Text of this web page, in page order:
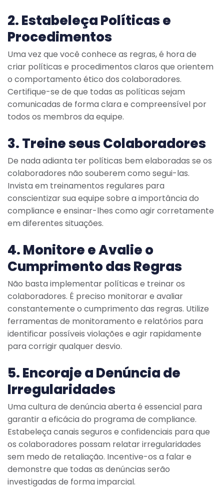
2. Estabeleça Políticas e
Procedimentos
Uma vez que você conhece as regras, é hora de
criar políticas e procedimentos claros que orientem
o comportamento ético dos colaboradores.
Certifique-se de que todas as políticas sejam
comunicadas de forma clara e compreensível por
todos os membros da equipe.
3. Treine seus Colaboradores
De nada adianta ter políticas bem elaboradas se os
colaboradores não souberem como segui-las.
Invista em treinamentos regulares para
conscientizar sua equipe sobre a importância do
compliance e ensinar-lhes como agir corretamente
em diferentes situações.
4. Monitore e Avalie o
Cumprimento das Regras
Não basta implementar políticas e treinar os
colaboradores. É preciso monitorar e avaliar
constantemente o cumprimento das regras. Utilize
ferramentas de monitoramento e relatórios para
identificar possíveis violações e agir rapidamente
para corrigir qualquer desvio.
5. Encoraje a Denúncia de
Irregularidades
Uma cultura de denúncia aberta é essencial para
garantir a eficácia do programa de compliance.
Estabeleça canais seguros e confidenciais para que
os colaboradores possam relatar irregularidades
sem medo de retaliação. Incentive-os a falar e
demonstre que todas as denúncias serão
investigadas de forma imparcial.